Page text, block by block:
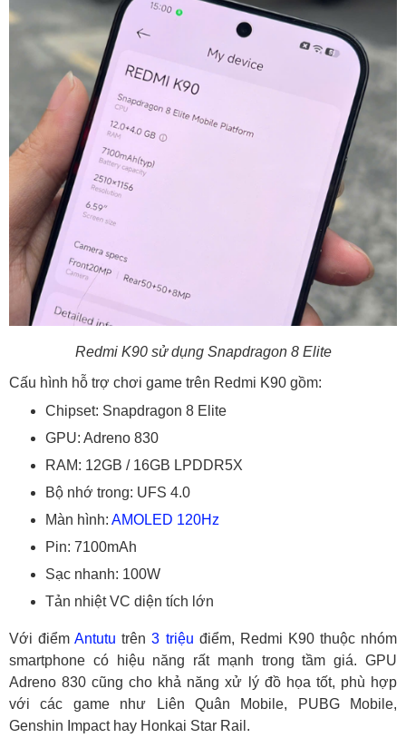
Redmi K90 sử dụng Snapdragon 8 Elite
Cấu hình hỗ trợ chơi game trên Redmi K90 gồm:
Chipset: Snapdragon 8 Elite
GPU: Adreno 830
RAM: 12GB / 16GB LPDDR5X
Bộ nhớ trong: UFS 4.0
Màn hình: AMOLED 120Hz
Pin: 7100mAh
Sạc nhanh: 100W
Tản nhiệt VC diện tích lớn
Với điểmAntutu trên3 triệu điểm, Redmi K90 thuộc nhóm
smartphone có hiệu năng rất mạnh trong tầm giá. GPU
Adreno 830 cũng cho khả năng xử lý đồ họa tốt, phù hợp
với các game như Liên Quân Mobile, PUBG Mobile,
Genshin Impact hay Honkai Star Rail.